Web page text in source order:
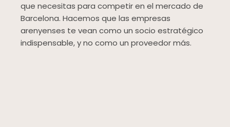
que necesitas para competir en el mercado de
Barcelona. Hacemos que las empresas
arenyenses te vean como un socio estratégico
indispensable, y no como un proveedor más.